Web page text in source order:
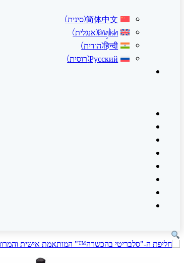
简体中文
(סינית)
English
(אנגלית)
हिन्दी
(הודית)
Русский
(רוסית)